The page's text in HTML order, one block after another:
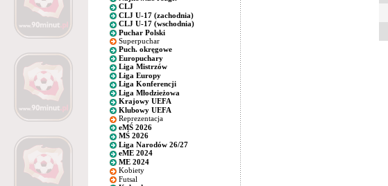
CLJ
CLJ U-17 (zachodnia)
CLJ U-17 (wschodnia)
Puchar Polski
Superpuchar
Puch. okręgowe
Europuchary
Liga Mistrzów
Liga Europy
Liga Konferencji
Liga Młodzieżowa
Krajowy UEFA
Klubowy UEFA
Reprezentacja
eMŚ 2026
MŚ 2026
Liga Narodów 26/27
eME 2024
ME 2024
Kobiety
Futsal